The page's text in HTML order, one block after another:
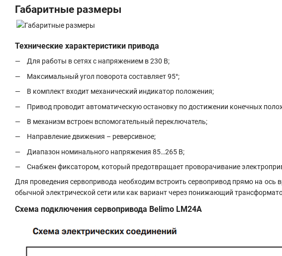
Габаритные размеры
Технические характеристики привода
Для работы в сетях с напряжением в 230 В;
Максимальный угол поворота составляет 95°;
В комплект входит механический индикатор положения;
Привод проводит автоматическую остановку по достижении конечных
В механизм встроен вспомогательный переключатель;
Направление движения – реверсивное;
Диапазон номинального напряжения 85…265 В;
Снабжен фиксатором, который предотвращает проворачивание
Для проведения сервопривода необходим встроить сервопривод прямо на
обычной электрической сети или как вариант через понижающий
Схема подключения сервопривода Belimo LM24A